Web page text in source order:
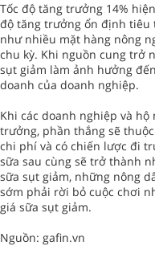
Tốc độ tăng trưởng 14%
độ tăng trưởng ổn định tiêu
như nhiều mặt hàng nông
chu kỳ. Khi nguồn cung trở
sụt giảm làm ảnh hưởng
doanh của doanh nghiệp.
Khi các doanh nghiệp và
trưởng, phần thắng sẽ
chi phí và có chiến lược đi
sữa sau cùng sẽ trở thành
sữa sụt giảm, những nông
sớm phải rời bỏ cuộc chơi
giá sữa sụt giảm.
Nguồn: gafin.vn